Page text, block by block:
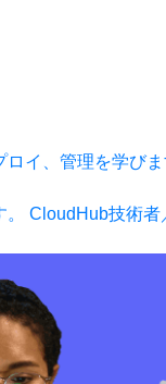
イ、管理を学びま
CloudHub技術者